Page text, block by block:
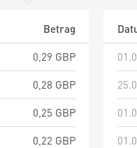
Betrag
0,29 GBP
0,28 GBP
0,25 GBP
0,22 GBP